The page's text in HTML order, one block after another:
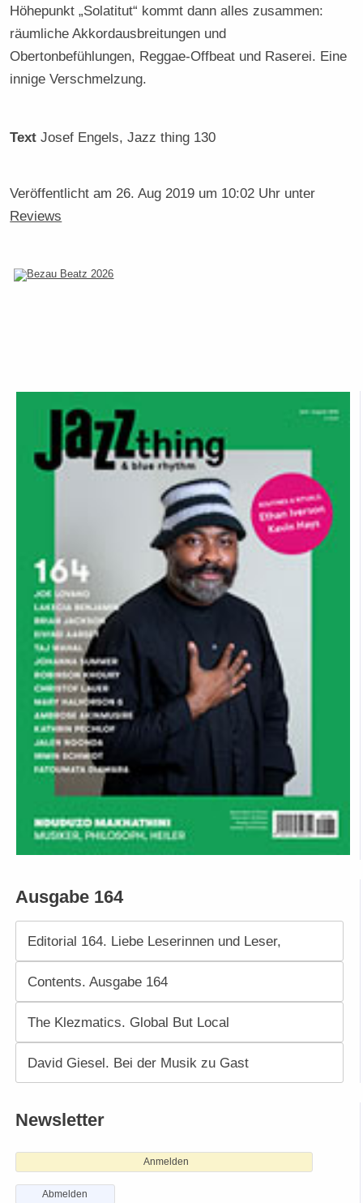
Höhepunkt „Solatitut“ kommt dann alles zusammen:
räumliche Akkordausbreitungen und
Obertonbefühlungen, Reggae-Offbeat und Raserei. Eine
innige Verschmelzung.
Text Josef Engels, Jazz thing 130
Veröffentlicht am 26. Aug 2019 um 10:02 Uhr unter
Reviews
Ausgabe 164
Editorial 164. Liebe Leserinnen und Leser,
Contents. Ausgabe 164
The Klezmatics. Global But Local
David Giesel. Bei der Musik zu Gast
Newsletter
Anmelden
Abmelden